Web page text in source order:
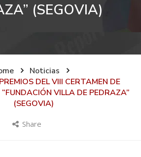
(SEGOVIA)
Noticias
DEL VIII CERTAMEN DE
VILLA DE PEDRAZA”
(SEGOVIA)
Share